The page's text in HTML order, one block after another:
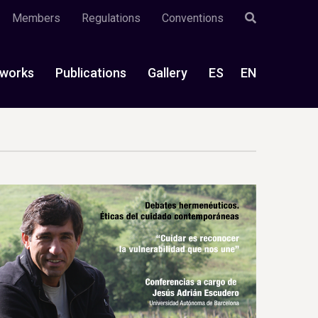
Members Regulations Conventions
Publications Gallery ES EN